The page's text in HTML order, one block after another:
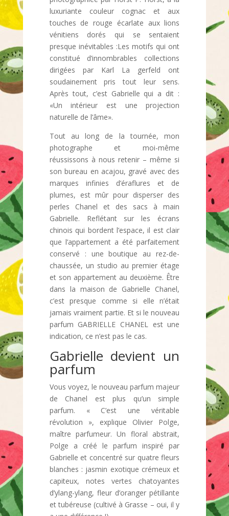
luxuriante couleur cognac et aux
touches de rouge écarlate aux lions
vénitiens dorés qui se sentaient
presque inévitables :Les motifs qui ont
constitué d’innombrables collections
dirigées par Karl La gerfeld ont
soudainement pris tout leur sens.
Après tout, c’est Gabrielle qui a dit :
«Un intérieur est une projection
naturelle de l’âme».
Tout au long de la tournée, mon
photographe et moi-même
réussissons à nous retenir – même si
son bureau en acajou, gravé avec des
marques infinies d’éraflures et de
plumes, est mûr pour disperser des
perles Chanel et des sacs à main
Gabrielle. Reflétant sur les écrans
chinois qui bordent l’espace, il est clair
que l’appartement a été parfaitement
conservé : une boutique au rez-de-
chaussée, un studio au premier étage
et son appartement au deuxième. Être
dans la maison de Gabrielle Chanel,
c’est presque comme si elle n’était
jamais vraiment partie. Et si le nouveau
parfum GABRIELLE CHANEL est une
indication, ce n’est pas le cas.
Gabrielle devient un
parfum
Vous voyez, le nouveau parfum majeur
de Chanel est plus qu’un simple
parfum. « C’est une véritable
révolution », explique Olivier Polge,
maître parfumeur. Un floral abstrait,
Polge a créé le parfum inspiré par
Gabrielle et concentré sur quatre fleurs
blanches : jasmin exotique crémeux et
capiteux, notes vertes chatoyantes
d’ylang-ylang, fleur d’oranger pétillante
et tubéreuse (cultivé à Grasse – oui, il y